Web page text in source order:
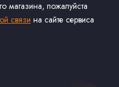
магазина, пожалуйста
связи на сайте сервиса